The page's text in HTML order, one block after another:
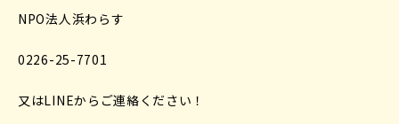
NPO法人浜わらす
0226-25-7701
又はLINEからご連絡ください！